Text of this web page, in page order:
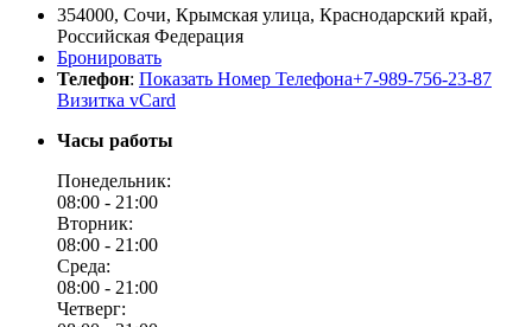
354000, Сочи, Крымская улица, Краснодарский край,
Российская Федерация
Бронировать
Телефон: Показать Номер Телефона+7-989-756-23-87
Визитка vCard
Часы работы
Понедельник:
08:00 - 21:00
Вторник:
08:00 - 21:00
Среда:
08:00 - 21:00
Четверг: